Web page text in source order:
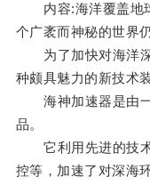
内容:海洋覆盖地球
个广袤而神秘的世界
为了加快对海洋深
种颇具魅力的新技术
海神加速器是由一
品。
它利用先进的技术
控等，加速了对深海